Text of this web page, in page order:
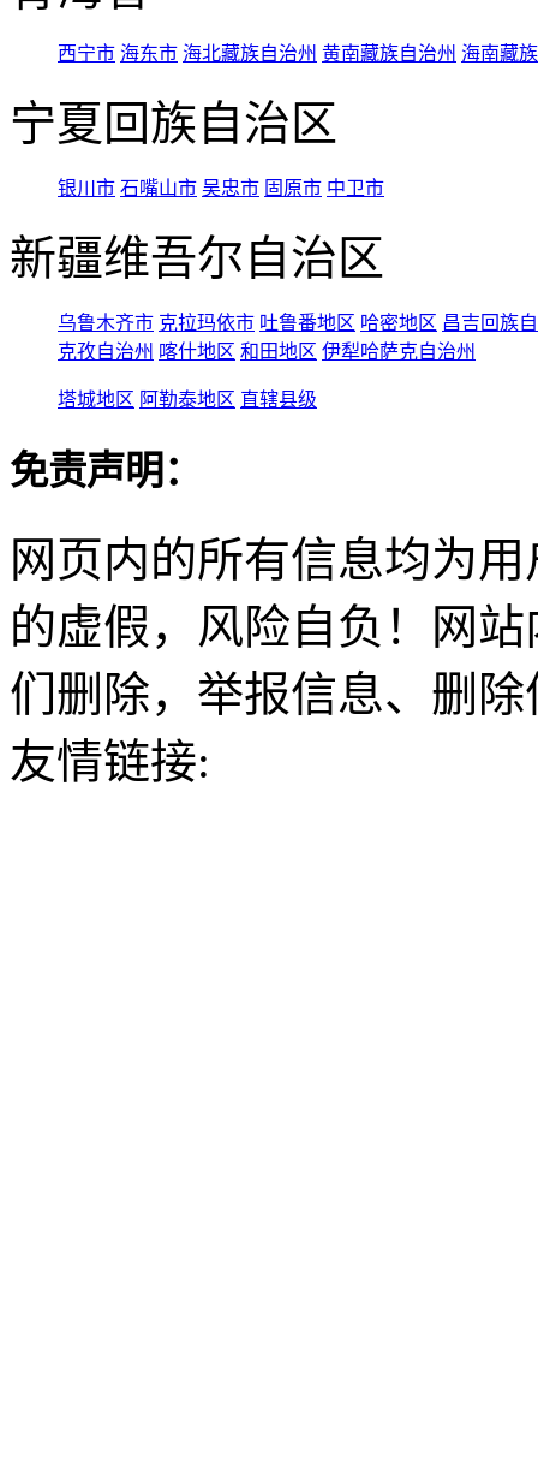
西宁市 海东市 海北藏族自治州 黄南藏族自治州 海南藏
宁夏回族自治区
银川市 石嘴山市 吴忠市 固原市 中卫市
新疆维吾尔自治区
乌鲁木齐市 克拉玛依市 吐鲁番地区 哈密地区 昌吉回族
克孜自治州 喀什地区 和田地区 伊犁哈萨克自治州
塔城地区 阿勒泰地区 直辖县级
免责声明：
网页内的所有信息均为
的虚假，风险自负！网
们删除，举报信息、删
友情链接: